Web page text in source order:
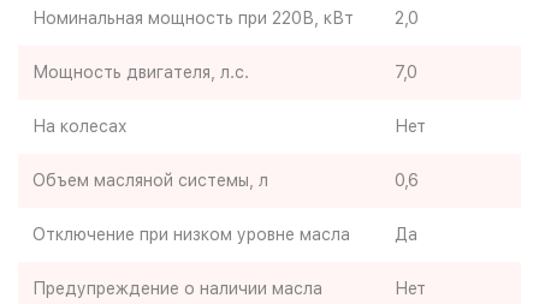
Номинальная мощность при 220В, кВт 2,0
Мощность двигателя, л.с. 7,0
На колесах Нет
Объем масляной системы, л 0,6
Отключение при низком уровне масла Да
Предупреждение о наличии масла Нет